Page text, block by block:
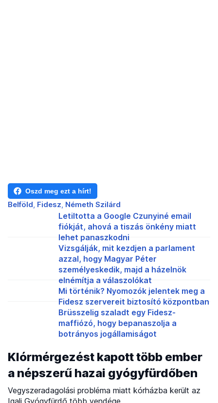
Oszd meg ezt a hírt!
Belföld Fidesz Németh Szilárd
Letiltotta a Google Czunyiné email
fiókját, ahová a tiszás önkény miatt
lehet panaszkodni
Vizsgálják, mit kezdjen a parlament
azzal, hogy Magyar Péter
személyeskedik, majd a házelnök
elnémítja a válaszolókat
Mi történik? Nyomozók jelentek meg a
Fidesz szervereit biztosító központban
Brüsszelig szaladt egy Fidesz-
maffiózó, hogy bepanaszolja a
botrányos jogállamiságot
Klórmérgezést kapott több ember
a népszerű hazai gyógyfürdőben
Vegyszeradagolási probléma miatt kórházba került az